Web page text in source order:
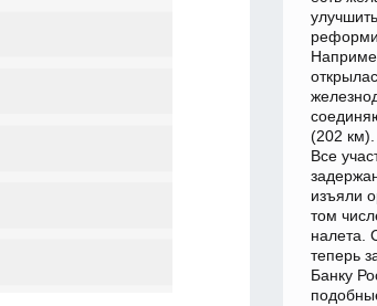
(202 км).
Все
изъяли
том
налета.
теперь
Банку